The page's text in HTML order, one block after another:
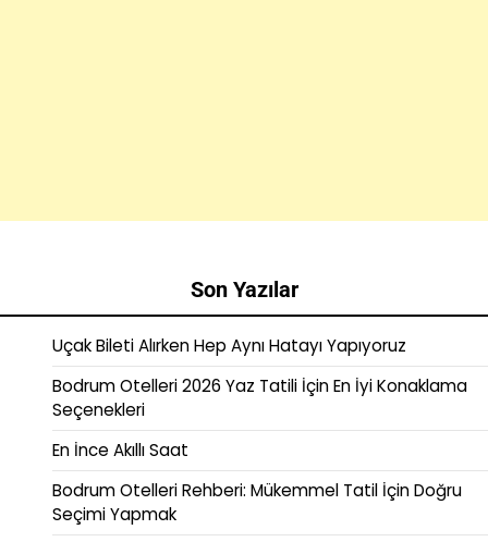
Son Yazılar
Uçak Bileti Alırken Hep Aynı Hatayı Yapıyoruz
Bodrum Otelleri 2026 Yaz Tatili İçin En İyi Konaklama
Seçenekleri
En İnce Akıllı Saat
Bodrum Otelleri Rehberi: Mükemmel Tatil İçin Doğru
Seçimi Yapmak